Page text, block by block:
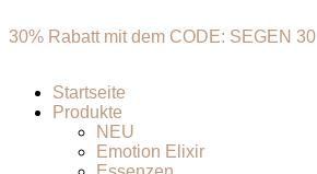
30% Rabatt mit dem CODE: SEGEN 30
Startseite
Produkte
NEU
Emotion Elixir